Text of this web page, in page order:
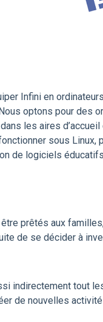
Infini en
optons pour des
les aires
sous Linux,
de logiciels
prêtés aux
de se décider à
indirectement tout
de nouvelles